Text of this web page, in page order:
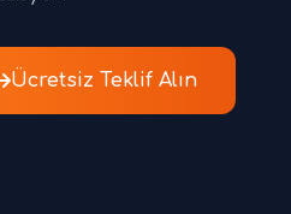
Ücretsiz Teklif Alın